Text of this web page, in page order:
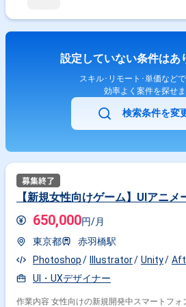
設定していない条件はあ
スキル･リモート･単価などで
効率よく案件を探せま
検索条件を変
【新規女性向けゲーム】UIアニ
650,000円/月
東京都
赤羽橋駅
Photoshop
Illustrator Unity
UI・UXデザイナー
作業内容 女性向けの新規開発中スマートフ